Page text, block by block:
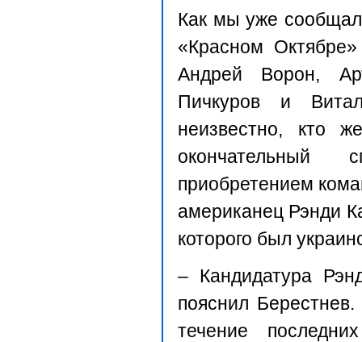
Как мы уже
«Красном
Андрей Ворон,
Пичкуров и
неизвестно, кто
приобретением
американец Рэнди
которого был
– Кандидатура
пояснил
течение